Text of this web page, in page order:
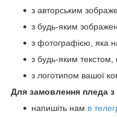
з авторським
з будь-яким
з фотографією, яка
з будь-яким
з логотипом вашої
Для замовлення пледа
напишіть нам в